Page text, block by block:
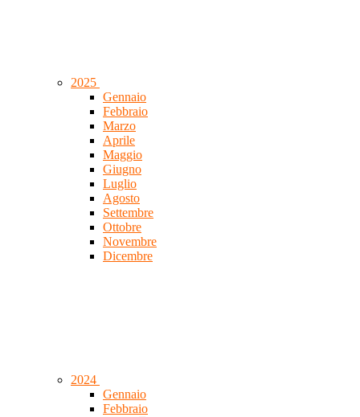
2025
Gennaio
Febbraio
Marzo
Aprile
Maggio
Giugno
Luglio
Agosto
Settembre
Ottobre
Novembre
Dicembre
2024
Gennaio
Febbraio